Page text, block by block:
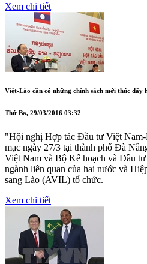
Xem chi tiết
Việt-Lào cần có những chính sách mới thúc đẩy
Thứ Ba, 29/03/2016 03:32
"Hội nghị Hợp tác Đầu tư Việt
mạc ngày 27/3 tại thành phố Đà
Việt Nam và Bộ Kế hoạch và Đầu
ngành liên quan của hai nước và
sang Lào (AVIL) tổ chức.
Xem chi tiết